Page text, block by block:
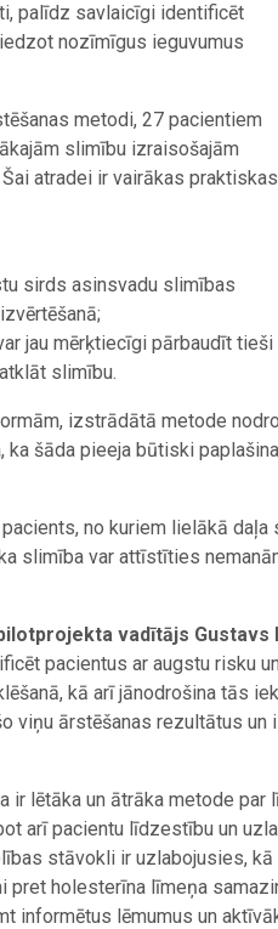
palīdz savlaicīgi identificēt
nozīmīgus ieguvumus
metodi, 27 pacientiem
slimību izraisošajām
atradei ir vairākas praktiskas
sirds asinsvadu slimības
jau mērķtiecīgi pārbaudīt tieši
slimību.
izstrādātā metode
šāda pieeja būtiski
no kuriem lielākā
slimība var attīstīties
vadītājs Gustavs
pacientus ar augstu risku
kā arī jānodrošina tās
viņu ārstēšanas rezultātus
ir lētāka un ātrāka metode
arī pacientu līdzestību un
stāvokli ir uzlabojusies,
holesterīna līmeņa
informētus lēmumus un